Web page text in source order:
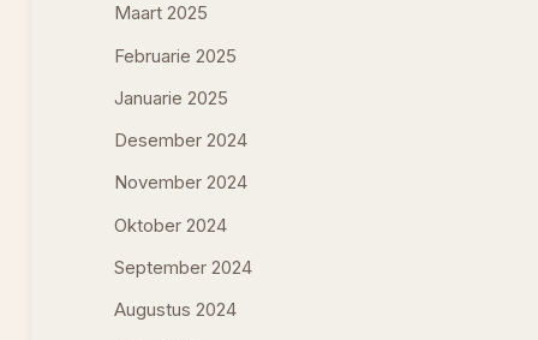
Maart 2025
Februarie 2025
Januarie 2025
Desember 2024
November 2024
Oktober 2024
September 2024
Augustus 2024